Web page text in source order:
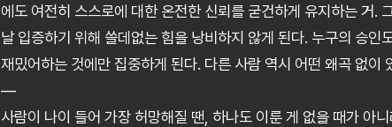
에도 여전히 스스로에 대한 온전한 신뢰를 굳건하게 유지하는 거.
날 입증하기 위해 쓸데없는 힘을 낭비하지 않게 된다. 누구의 승인
재밌어하는 것에만 집중하게 된다. 다른 사람 역시 어떤 왜곡 없이
—
사람이 나이 들어 가장 허망해질 땐, 하나도 이룬 게 없을 때가 아